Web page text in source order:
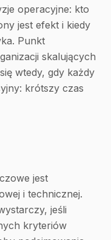
operacyjne: kto
jest efekt i kiedy
Punkt
skalujących
wtedy, gdy każdy
krótszy czas
jest
i technicznej.
jeśli
kryteriów